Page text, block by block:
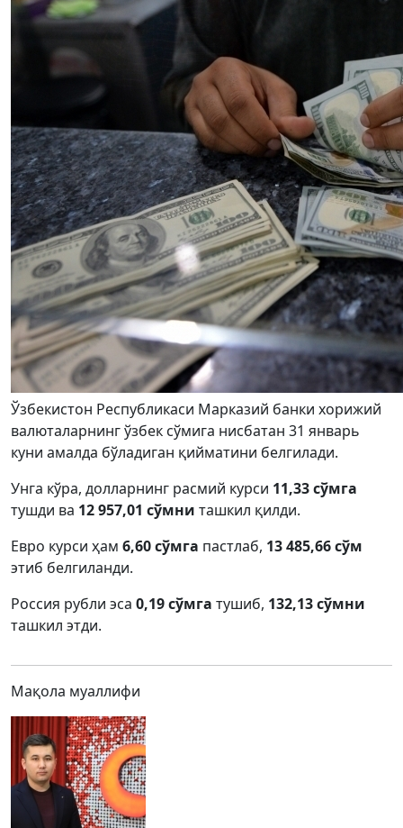
Ўзбекистон Республикаси Марказий банки хорижий
валюталарнинг ўзбек сўмига нисбатан 31 январь
куни амалда бўладиган қийматини белгилади.
Унга кўра, долларнинг расмий курси 11,33 сўмга
тушди ва 12 957,01 сўмни ташкил қилди.
Евро курси ҳам 6,60 сўмга пастлаб, 13 485,66 сўм
этиб белгиланди.
Россия рубли эса 0,19 сўмга тушиб, 132,13 сўмни
ташкил этди.
Мақола муаллифи